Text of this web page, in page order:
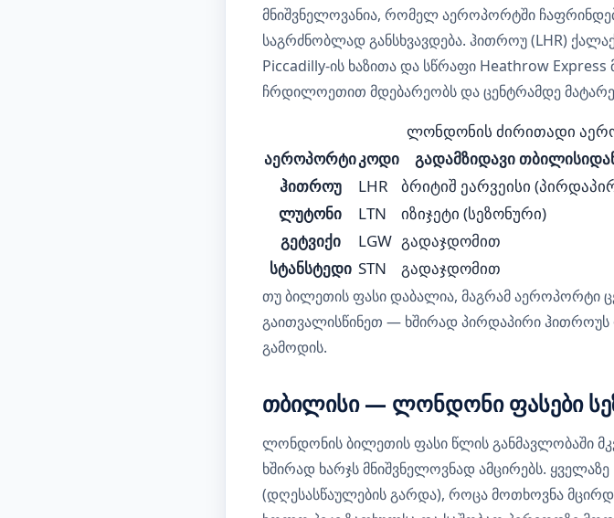
მნიშვნელოვანია, რომელ აეროპორტში
საგრძნობლად განსხვავდება. ჰითროუ (LHR)
Piccadilly-ის ხაზითა და სწრაფი Heathrow
ჩრდილოეთით მდებარეობს და ცენტრამდე
ლონდონის ძირითადი
აეროპორტიკოდი გადამზიდავი
ჰითროუ
LHR ბრიტიშ ეარვეისი
ლუტონი
LTN იზიჯეტი (სეზონური)
გეტვიქი
LGW გადაჯდომით
სტანსტედი STN გადაჯდომით
თუ ბილეთის ფასი დაბალია, მაგრამ აეროპორტი
გაითვალისწინეთ — ხშირად პირდაპირი
გამოდის.
თბილისი — ლონდონი ფასები
ლონდონის ბილეთის ფასი წლის განმავლობაში
ხშირად ხარჯს მნიშვნელოვნად ამცირებს.
(დღესასწაულების გარდა), როცა მოთხოვნა